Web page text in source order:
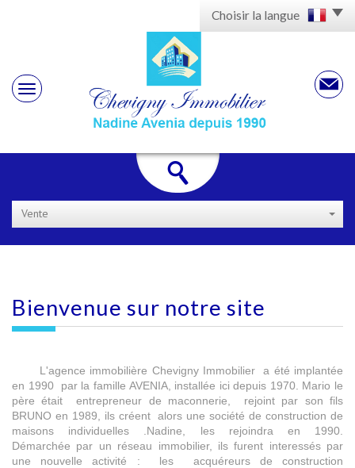
Choisir la langue
Vente
Bienvenue sur notre site
L'agence immobilière Chevigny Immobilier a été implantée
en 1990 par la famille AVENIA, installée ici depuis 1970. Mario le
père était entrepreneur de maconnerie, rejoint par son fils
BRUNO en 1989, ils créent alors une société de construction de
maisons individuelles .Nadine, les rejoindra en 1990.
Démarchée par un réseau immobilier, ils furent interessés par
une nouvelle activité : les acquéreurs de construction